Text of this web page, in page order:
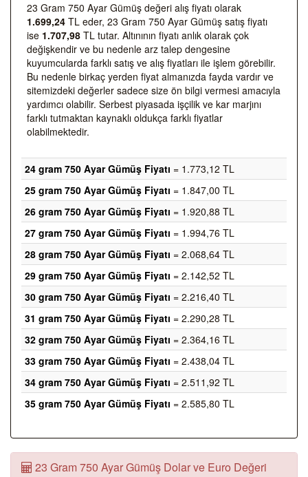
23 Gram 750 Ayar Gümüş değeri alış fiyatı olarak
1.699,24 TL eder, 23 Gram 750 Ayar Gümüş satış fiyatı
ise 1.707,98 TL tutar. Altınının fiyatı anlık olarak çok
değişkendir ve bu nedenle arz talep dengesine
kuyumcularda farklı satış ve alış fiyatları ile işlem görebilir.
Bu nedenle birkaç yerden fiyat almanızda fayda vardır ve
sitemizdeki değerler sadece size ön bilgi vermesi amacıyla
yardımcı olabilir. Serbest piyasada işçilik ve kar marjını
farklı tutmaktan kaynaklı oldukça farklı fiyatlar
olabilmektedir.
24 gram 750 Ayar Gümüş Fiyatı = 1.773,12 TL
25 gram 750 Ayar Gümüş Fiyatı = 1.847,00 TL
26 gram 750 Ayar Gümüş Fiyatı = 1.920,88 TL
27 gram 750 Ayar Gümüş Fiyatı = 1.994,76 TL
28 gram 750 Ayar Gümüş Fiyatı = 2.068,64 TL
29 gram 750 Ayar Gümüş Fiyatı = 2.142,52 TL
30 gram 750 Ayar Gümüş Fiyatı = 2.216,40 TL
31 gram 750 Ayar Gümüş Fiyatı = 2.290,28 TL
32 gram 750 Ayar Gümüş Fiyatı = 2.364,16 TL
33 gram 750 Ayar Gümüş Fiyatı = 2.438,04 TL
34 gram 750 Ayar Gümüş Fiyatı = 2.511,92 TL
35 gram 750 Ayar Gümüş Fiyatı = 2.585,80 TL
23 Gram 750 Ayar Gümüş Dolar ve Euro Değeri